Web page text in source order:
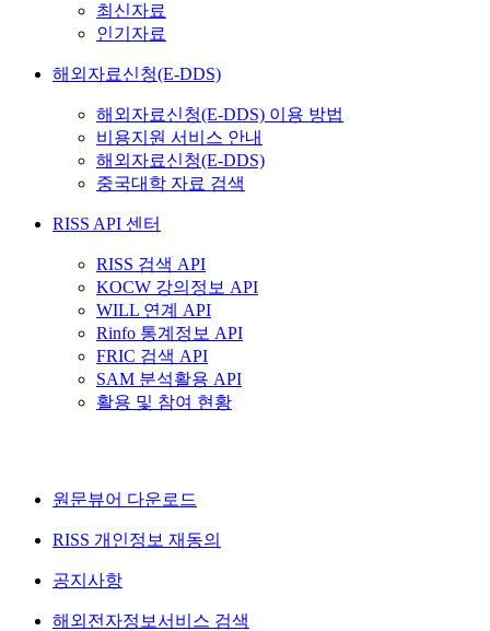
최신자료
인기자료
해외자료신청(E-DDS)
해외자료신청(E-DDS) 이용 방법
비용지원 서비스 안내
해외자료신청(E-DDS)
중국대학 자료 검색
RISS API 센터
RISS 검색 API
KOCW 강의정보 API
WILL 연계 API
Rinfo 통계정보 API
FRIC 검색 API
SAM 분석활용 API
활용 및 참여 현황
원문뷰어 다운로드
RISS 개인정보 재동의
공지사항
해외전자정보서비스 검색